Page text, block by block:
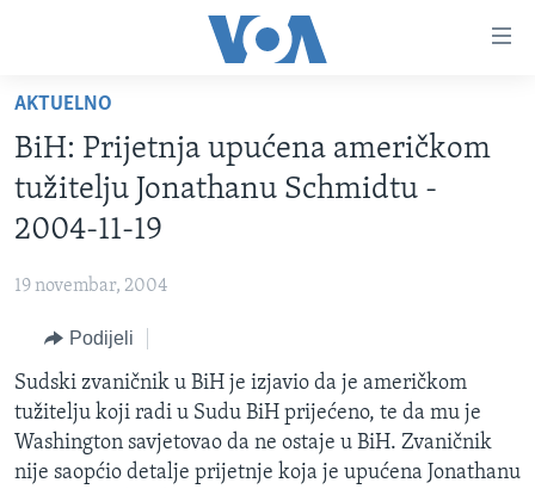
glavni
sadržaj
Pređi
na
glavnu
Idi
pretragu
VIDEO
FOTOGRAFIJE DANA
SJEDINJENE AMERIČKE DRŽAVE
BOSNA I HERCEGOVINA
SVIJET
NAUKA I TEHNOLOGIJA
SPECIJALNI PROJEKTI
KORUPCIJA
SLOBODA MEDIJA
ŽENSKA STRANA
AKTUELNO
BiH: Prijetnja upućena američkom
tužitelju Jonathanu Schmidtu -
2004-11-19
19 novembar, 2004
Podijeli
Sudski zvaničnik u BiH je izjavio da je američkom
tužitelju koji radi u Sudu BiH prijećeno, te da mu je
Washington savjetovao da ne ostaje u BiH. Zvaničnik
nije saopćio detalje prijetnje koja je upućena Jonathanu